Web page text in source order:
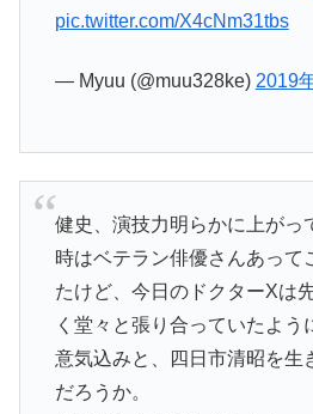
pic.twitter.com/X4cNm31tbs
— Myuu (@muu328ke) 2019
健史、演技力明らかに上がっ
時はベテラン俳優さんあって
たけど、今日のドクターXは
く堂々と張り合っていたよう
意気込みと、四日市清昭を生
だろうか。